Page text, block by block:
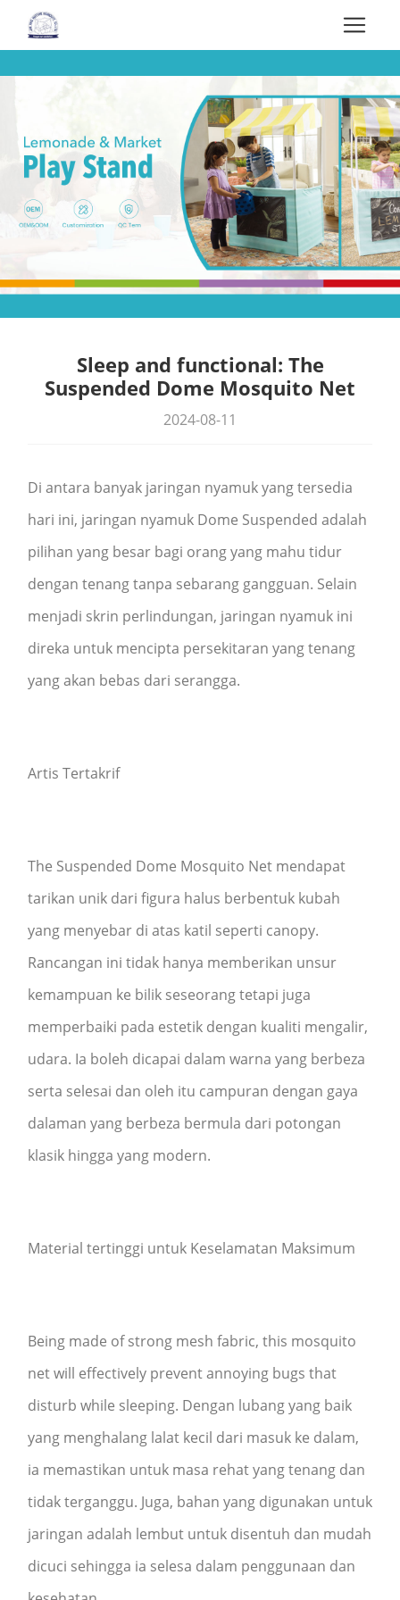
Sleep and functional: The
Suspended Dome Mosquito Net
2024-08-11
Di antara banyak jaringan nyamuk yang tersedia
hari ini, jaringan nyamuk Dome Suspended adalah
pilihan yang besar bagi orang yang mahu tidur
dengan tenang tanpa sebarang gangguan. Selain
menjadi skrin perlindungan, jaringan nyamuk ini
direka untuk mencipta persekitaran yang tenang
yang akan bebas dari serangga.
Artis Tertakrif
The Suspended Dome Mosquito Net mendapat
tarikan unik dari figura halus berbentuk kubah
yang menyebar di atas katil seperti canopy.
Rancangan ini tidak hanya memberikan unsur
kemampuan ke bilik seseorang tetapi juga
memperbaiki pada estetik dengan kualiti mengalir,
udara. Ia boleh dicapai dalam warna yang berbeza
serta selesai dan oleh itu campuran dengan gaya
dalaman yang berbeza bermula dari potongan
klasik hingga yang modern.
Material tertinggi untuk Keselamatan Maksimum
Being made of strong mesh fabric, this mosquito
net will effectively prevent annoying bugs that
disturb while sleeping. Dengan lubang yang baik
yang menghalang lalat kecil dari masuk ke dalam,
ia memastikan untuk masa rehat yang tenang dan
tidak terganggu. Juga, bahan yang digunakan untuk
jaringan adalah lembut untuk disentuh dan mudah
dicuci sehingga ia selesa dalam penggunaan dan